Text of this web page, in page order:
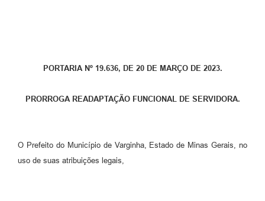
PORTARIA Nº 19.636, DE 20 DE MARÇO DE 2023.
PRORROGA READAPTAÇÃO FUNCIONAL DE SERVIDORA.
O Prefeito do Município de Varginha, Estado de Minas Gerais, no
uso de suas atribuições legais,